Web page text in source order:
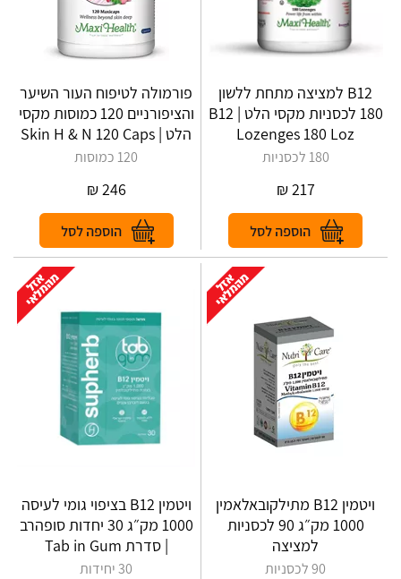
B12 למציצה מתחת ללשון
180 לכסניות מקסי הלט | B12
Lozenges 180 Loz
180 לכסניות
217
₪
פורמולה לטיפוח העור השיער
והציפורניים 120 כמוסות מקסי
הלט | Skin H & N 120 Caps
120 כמוסות
246
₪
ויטמין B12 מתילקובאלאמין
1000 מק״ג 90 לכסניות
למציצה
90 לכסניות
ויטמין B12 בציפוי גומי לעיסה
1000 מק״ג 30 יחדות סופהרב
| סדרת Tab in Gum
30 יחידות